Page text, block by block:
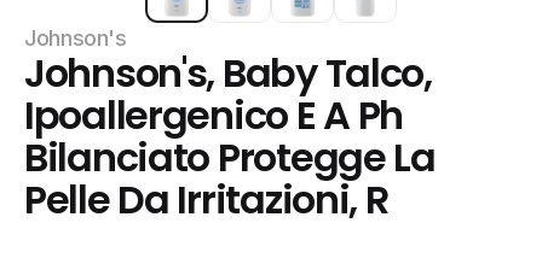
Johnson's
Johnson's, Baby Talco,
Ipoallergenico E A Ph
Bilanciato Protegge La
Pelle Da Irritazioni, R